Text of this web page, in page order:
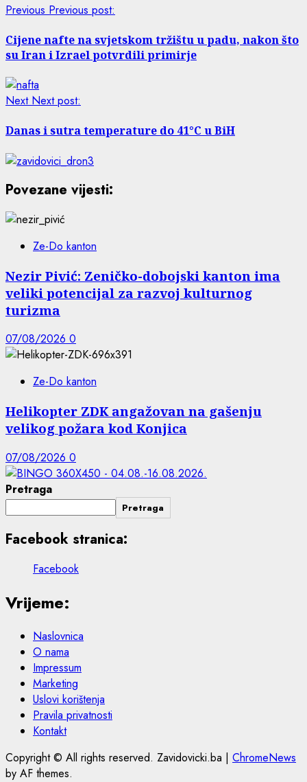
Previous Previous post:
Cijene nafte na svjetskom tržištu u padu, nakon što
su Iran i Izrael potvrdili primirje
Next Next post:
Danas i sutra temperature do 41°C u BiH
Povezane vijesti:
Ze-Do kanton
Nezir Pivić: Zeničko-dobojski kanton ima
veliki potencijal za razvoj kulturnog
turizma
07/08/2026 0
Ze-Do kanton
Helikopter ZDK angažovan na gašenju
velikog požara kod Konjica
07/08/2026 0
Pretraga
Pretraga
Facebook stranica:
Facebook
Vrijeme:
Naslovnica
O nama
Impressum
Marketing
Uslovi korištenja
Pravila privatnosti
Kontakt
Copyright © All rights reserved. Zavidovicki.ba | ChromeNews
by AF themes.